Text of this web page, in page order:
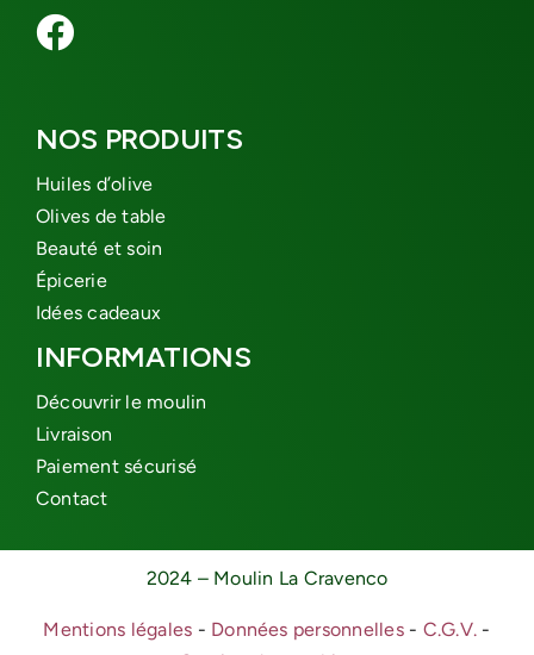
NOS PRODUITS
Huiles d’olive
Olives de table
Beauté et soin
Épicerie
Idées cadeaux
INFORMATIONS
Découvrir le moulin
Livraison
Paiement sécurisé
Contact
2024 – Moulin La Cravenco
Mentions légales - Données personnelles- C.G.V. -